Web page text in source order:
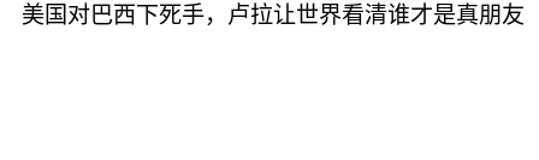
美国对巴西下死手，卢拉让世界看清谁才是真朋友